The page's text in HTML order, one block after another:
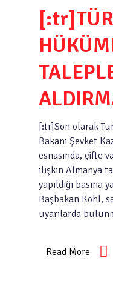
[:tr]Son olarak
Bakanı Şevket
esnasında, çifte
ilişkin Almanya
yapıldığı basına
Başbakan Kohl,
uyarılarda
Read More